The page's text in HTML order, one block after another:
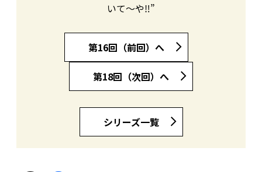
いて〜や‼︎”
第16回（前回）へ
第18回（次回）へ
シリーズ一覧